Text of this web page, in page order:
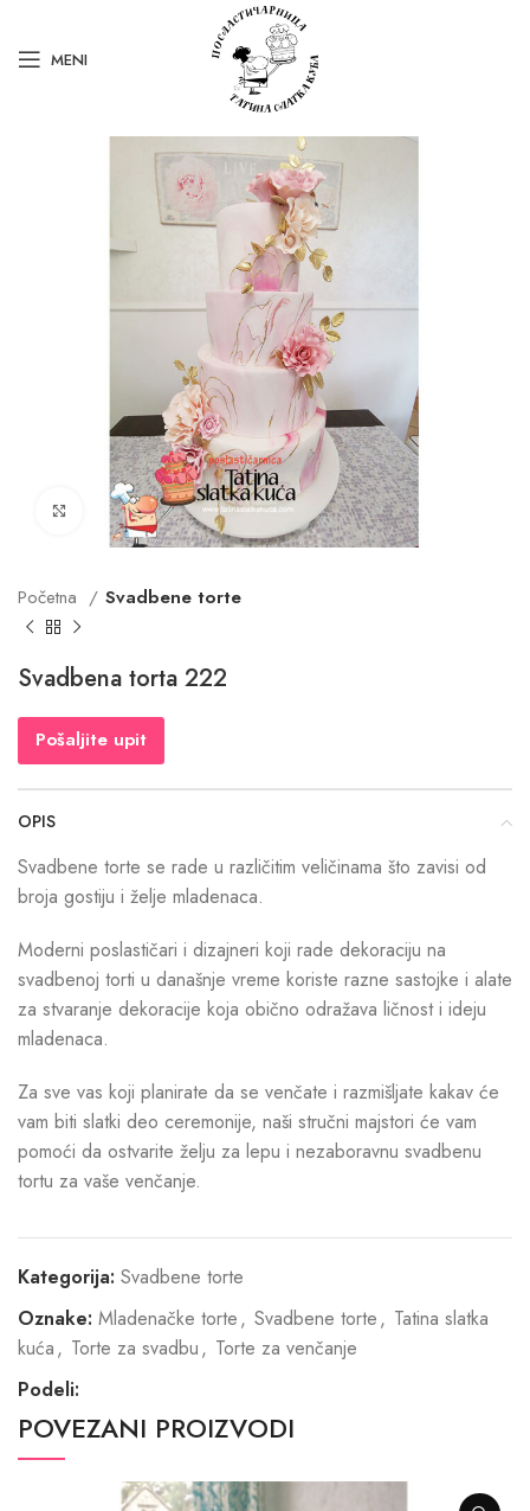
MENI
Kliknite za uvećanje
Početna Svadbene torte
Svadbena torta 222
Pošaljite upit
OPIS
Svadbene torte se rade u različitim veličinama što zavisi od
broja gostiju i želje mladenaca.
Moderni poslastičari i dizajneri koji rade dekoraciju na
svadbenoj torti u današnje vreme koriste razne sastojke i alate
za stvaranje dekoracije koja obično odražava ličnost i ideju
mladenaca.
Za sve vas koji planirate da se venčate i razmišljate kakav će
vam biti slatki deo ceremonije, naši stručni majstori će vam
pomoći da ostvarite želju za lepu i nezaboravnu svadbenu
tortu za vaše venčanje.
Kategorija: Svadbene torte
Oznake: Mladenačke torte, Svadbene torte, Tatina slatka
kuća, Torte za svadbu, Torte za venčanje
Podeli:
POVEZANI PROIZVODI